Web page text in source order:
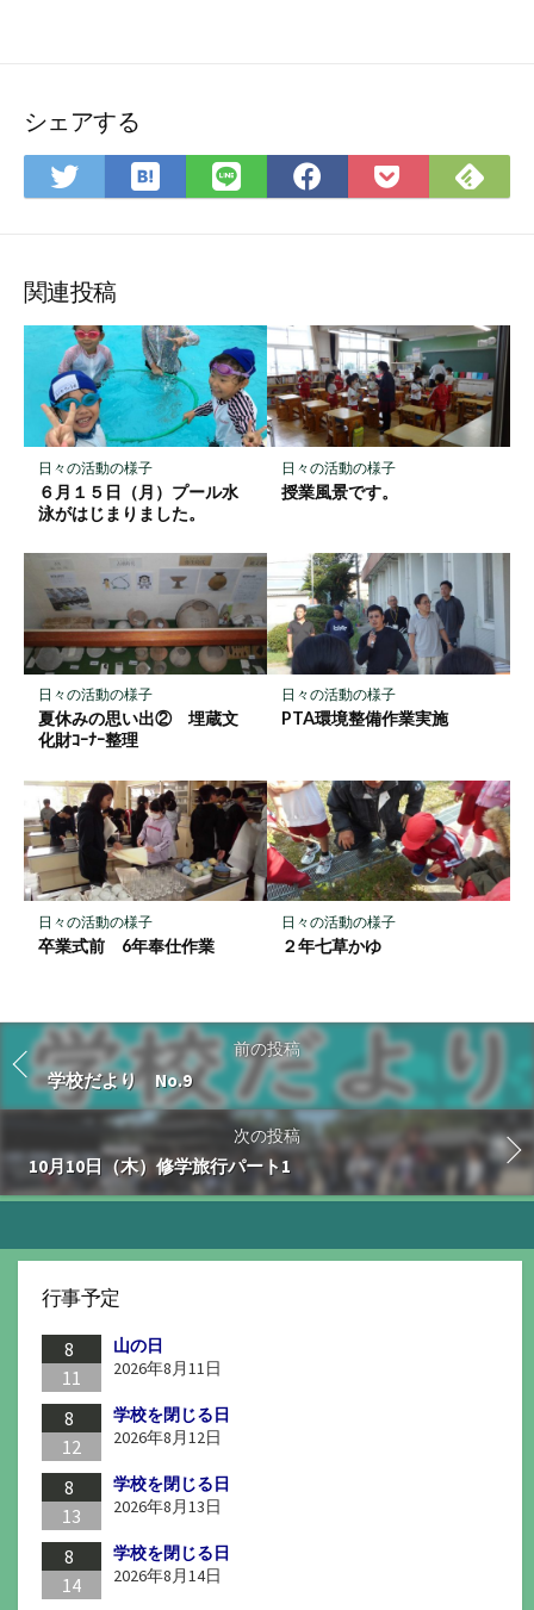
シェアする
Twitter
で
ア
は
て
ク
マ
ー
ク
に
存
LINE
で
Facebook
で
Pocket
に
で
関連投稿
日々の活動の様子
６月１５日（月）プール水
泳がはじまりました。
日々の活動の様子
授業風景です。
日々の活動の様子
夏休みの思い出② 埋蔵文
化財ｺｰﾅｰ整理
日々の活動の様子
PTA環境整備作業実施
日々の活動の様子
卒業式前 6年奉仕作業
日々の活動の様子
２年七草かゆ
前の投稿
学校だより No.9
次の投稿
10月10日（木）修学旅行パート1
行事予定
8
11
山の日
2026年8月11日
8
12
学校を閉じる日
2026年8月12日
8
13
学校を閉じる日
2026年8月13日
8
14
学校を閉じる日
2026年8月14日